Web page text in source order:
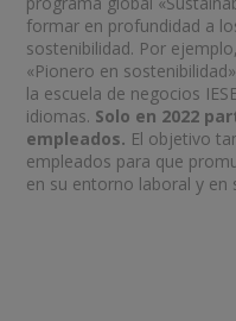
formar en profundidad a
sostenibilidad. Por
«Pionero en
la escuela de negocios
idiomas. Solo en 2022
empleados. El objetivo
empleados para que
en su entorno laboral y en